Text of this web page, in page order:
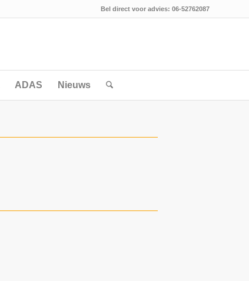
Bel direct voor advies: 06-52762087
ADAS Nieuws